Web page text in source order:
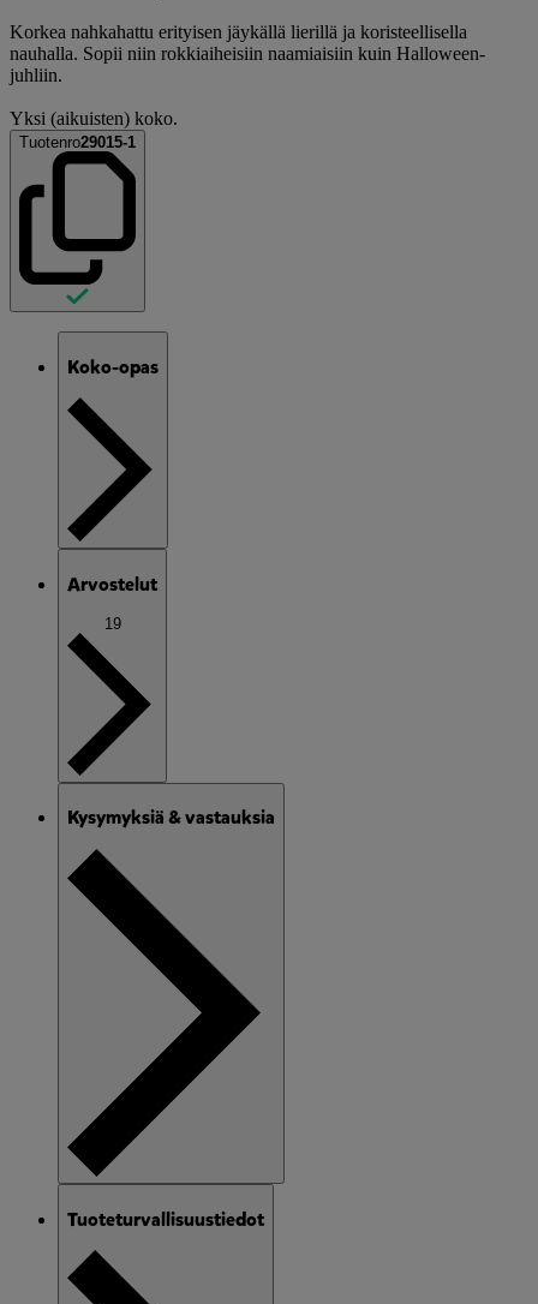
Korkea nahkahattu erityisen jäykällä lierillä ja koristeellisella
nauhalla. Sopii niin rokkiaiheisiin naamiaisiin kuin Halloween-
juhliin.
Yksi (aikuisten) koko.
Tuotenro29015-1
Koko-opas
Arvostelut
19
Kysymyksiä & vastauksia
Tuoteturvallisuustiedot